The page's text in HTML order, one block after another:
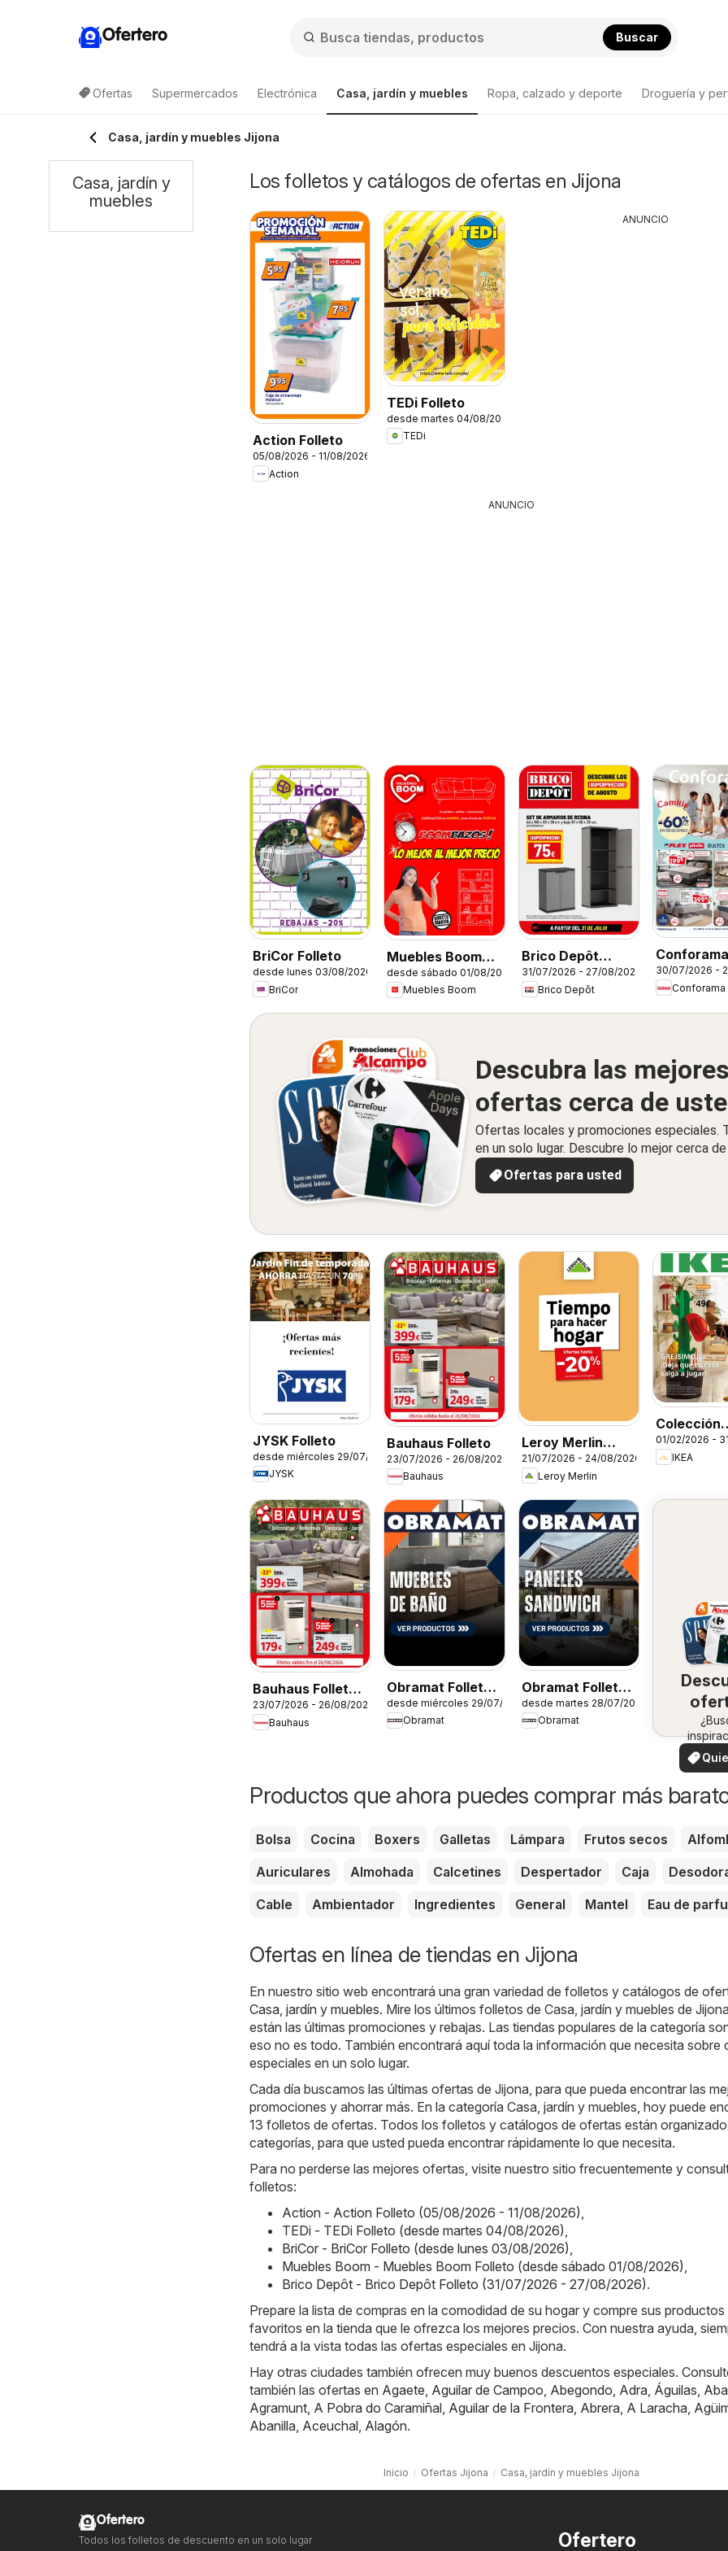
Ofertero Buscar
Ofertas Supermercados Electrónica Casa, jardín y muebles Ropa, calzado y deporte Droguería y
Casa, jardín y muebles Jijona
Los folletos y catálogos de ofertas en Jijona
Action Folleto
05/08/2026 - 11/08/2026
Action
TEDi Folleto
desde martes 04/08/2026
TEDi
ANUNCIO
ANUNCIO
BriCor Folleto
desde lunes 03/08/2026
BriCor
Muebles Boom
Folleto
desde sábado 01/08/2026
Muebles Boom
Brico Depôt
Folleto
31/07/2026 - 27/08/2026
Brico Depôt
Conforama
Folleto
30/07/2026 -
Conforama
Descubra las mejores
ofertas cerca de
Ofertas locales y promociones especiales.
en un solo lugar. Descubre lo mejor cerca
Ofertas para usted
JYSK Folleto
desde miércoles 29/07/2026
JYSK
Bauhaus Folleto
23/07/2026 - 26/08/2026
Bauhaus
Leroy Merlin
Catálogo
21/07/2026 - 24/08/2026
Leroy Merlin
Colección
Grejsimojs
01/02/2026 -
IKEA
Bauhaus Folleto
Cat
23/07/2026 - 26/08/2026
Bauhaus
Obramat Folleto -
Muebles de baño
desde miércoles 29/07/2026
Obramat
Obramat Folleto -
Paneles
Sandwich
desde martes 28/07/2026
Obramat
en
¡Vea
ofertas
ver
Productos que ahora puedes comprar más
Bolsa Cocina Boxers Galletas Lámpara Frutos secos
Auriculares
Almohada Calcetines Despertador Caja
Cable
Ambientador Ingredientes General Mantel Eau de
Ofertas en línea de tiendas en Jijona
En nuestro sitio web encontrará una gran variedad de folletos y catálogos de
Casa, jardín y muebles. Mire los últimos folletos de Casa, jardín y muebles de
están las últimas promociones y rebajas. Las tiendas populares de la categoría
eso no es todo. También encontrará aquí toda la información que necesita sobre
especiales en un solo lugar.
Cada día buscamos las últimas ofertas de Jijona, para que pueda encontrar las
promociones y ahorrar más. En la categoría Casa, jardín y muebles, hoy puede
13 folletos de ofertas. Todos los folletos y catálogos de ofertas están
categorías, para que usted pueda encontrar rápidamente lo que necesita.
Para no perderse las mejores ofertas, visite nuestro sitio frecuentemente y
folletos:
Action - Action Folleto (05/08/2026 - 11/08/2026),
TEDi - TEDi Folleto (desde martes 04/08/2026),
BriCor - BriCor Folleto (desde lunes 03/08/2026),
Muebles Boom - Muebles Boom Folleto (desde sábado 01/08/2026),
Brico Depôt - Brico Depôt Folleto (31/07/2026 - 27/08/2026).
Prepare la lista de compras en la comodidad de su hogar y compre sus productos
favoritos en la tienda que le ofrezca los mejores precios. Con nuestra ayuda,
tendrá a la vista todas las ofertas especiales en Jijona.
Hay otras ciudades también ofrecen muy buenos descuentos especiales.
también las ofertas en Agaete, Aguilar de Campoo, Abegondo, Adra, Águilas,
Agramunt, A Pobra do Caramiñal, Aguilar de la Frontera, Abrera, A Laracha,
Abanilla, Aceuchal, Alagón.
Inicio Ofertas Jijona Casa, jardín y muebles Jijona
Casa, jardín y
muebles
Ofertero
Ofertero
Todos los folletos de descuento en un solo lugar